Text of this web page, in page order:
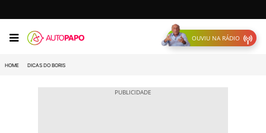
OUVIU NA RÁDIO
HOME DICAS DO BORIS